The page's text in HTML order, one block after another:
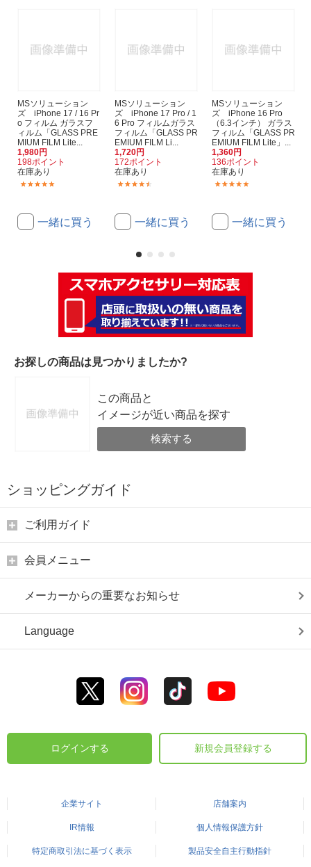
MSソリューション
ズ iPhone 17 / 16 Pr
o フィルム ガラスフ
ィルム「GLASS PRE
MIUM FILM Lite...
1,980円
198ポイント
在庫あり
一緒に買う
MSソリューション
ズ iPhone 17 Pro / 1
6 Pro フィルムガラス
フィルム「GLASS PR
EMIUM FILM Li...
1,720円
172ポイント
在庫あり
一緒に買う
MSソリューション
ズ iPhone 16 Pro
（6.3インチ） ガラス
フィルム「GLASS PR
EMIUM FILM Lite」...
1,360円
136ポイント
在庫あり
一緒に買う
お探しの商品は見つかりましたか?
この商品と
イメージが近い商品を探す
検索する
ショッピングガイド
ご利用ガイド
会員メニュー
メーカーからの重要なお知らせ
Language
ログインする 新規会員登録する
企業サイト 店舗案内
IR情報 個人情報保護方針
特定商取引法に基づく表示 製品安全自主行動指針